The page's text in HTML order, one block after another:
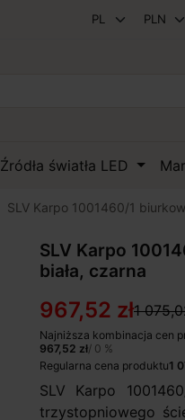
Źródła światła LED
SLV Karpo 1001460/1
SLV Karpo
biała, czarna
967,52 zł1
Najniższa kombinacja cen
967,52 zł/ 0 %
Regularna cena produktu1
SLV Karpo
trzystopniowego